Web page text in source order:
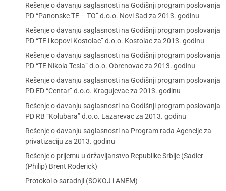
Rešenje o davanju saglasnosti na Godišnji program poslovanja
PD “Panonske TE – TO” d.o.o. Novi Sad za 2013. godinu
Rešenje o davanju saglasnosti na Godišnji program poslovanja
PD “TE i kopovi Kostolac” d.o.o. Kostolac za 2013. godinu
Rešenje o davanju saglasnosti na Godišnji program poslovanja
PD “TE Nikola Tesla” d.o.o. Obrenovac za 2013. godinu
Rešenje o davanju saglasnosti na Godišnji program poslovanja
PD ED “Centar” d.o.o. Kragujevac za 2013. godinu
Rešenje o davanju saglasnosti na Godišnji program poslovanja
PD RB “Kolubara” d.o.o. Lazarevac za 2013. godinu
Rešenje o davanju saglasnosti na Program rada Agencije za
privatizaciju za 2013. godinu
Rešenje o prijemu u državljanstvo Republike Srbije (Sadler
(Philip) Brent Roderick)
Protokol o saradnji (SOKOJ i ANEM)